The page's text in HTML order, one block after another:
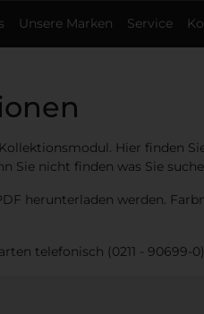
Unsere Marken Service
Hier finden
Sie nicht finden was Sie
herunterladen werden.
telefonisch (0211 - 90699-